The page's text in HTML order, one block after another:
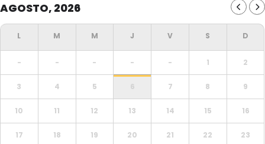
AGOSTO, 2026
- - - - - 1 2
3 4 5 6 7 8 9
10 11 12 13 14 15 16
17 18 19 20 21 22 23